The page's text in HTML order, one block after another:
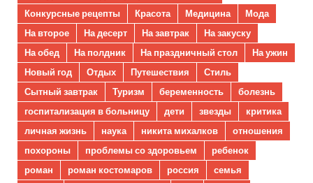
Конкурсные рецепты
Красота Медицина
Мода
На второе
На десерт На завтрак
На закуску
На обед
На полдник На праздничный стол
На ужин
Новый год
Отдых Путешествия
Стиль
Сытный завтрак
Туризм беременность
болезнь
госпитализация в больницу
дети звезды
критика
личная жизнь
наука никита михалков
отношения
похороны
проблемы со здоровьем
ребенок
роман
роман костомаров россия
семья